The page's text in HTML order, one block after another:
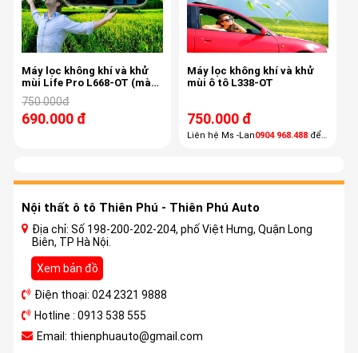
Máy lọc không khí và khử
mùi Life Pro L668-OT (màu
đen)
750.000đ
690.000 đ
Máy lọc không khí và khử
mùi ô tô L338-OT
750.000 đ
Liên hệ Ms -Lan0904 968.488 để
Nội thất ô tô Thiên Phú - Thiên Phú Auto
Địa chỉ: Số 198-200-202-204, phố Việt Hưng, Quận Long
Biên, TP Hà Nội.
Xem bản đồ
Điện thoại: 024 2321 9888
Hotline : 0913 538 555
Email: thienphuauto@gmail.com